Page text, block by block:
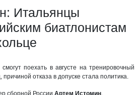
Итальянцы
биатлонистам
поехать в августе на тренировочный
причиной отказа в допуске стала политика.
сборной России Артем Истомин.